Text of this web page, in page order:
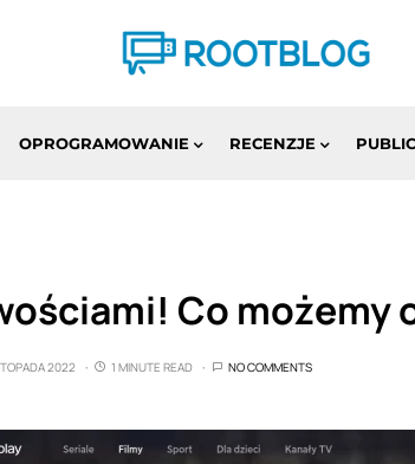
OPROGRAMOWANIE RECENZJE
Co możemy
2022 1 MINUTE READ NO COMMENTS